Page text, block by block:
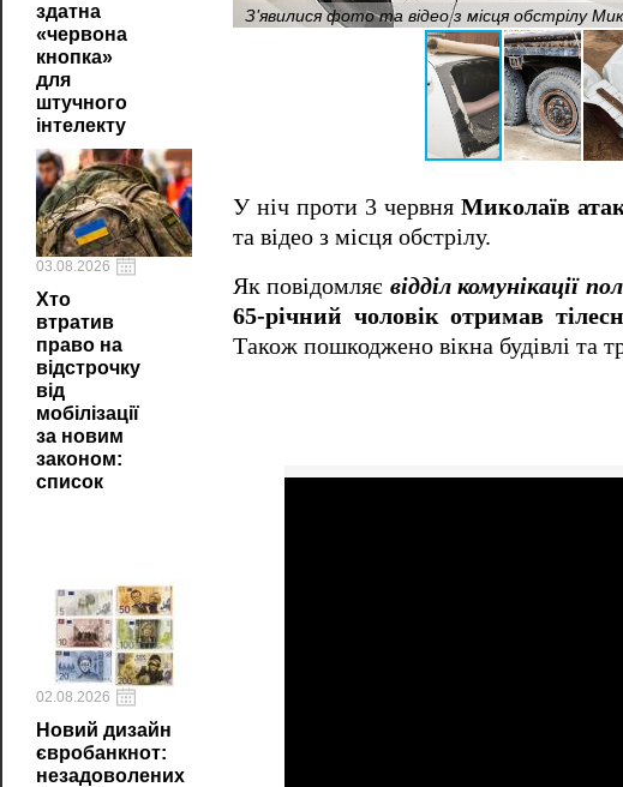
здатна
«червона
кнопка»
для
штучного
інтелекту
03.08.2026
Хто
втратив
право на
відстрочку
від
мобілізації
за новим
законом:
список
02.08.2026
Новий дизайн
євробанкнот:
незадоволених
З'явилися фото та відео з місця обстрілу
У ніч проти 3 червня Миколаїв
та відео з місця обстрілу.
Як повідомляє відділ комунікації
65-річний чоловік отримав
Також пошкоджено вікна будівлі та